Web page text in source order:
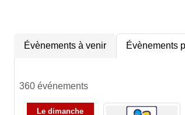
Évènements à venir Évènements
360 événements
Ledimanche